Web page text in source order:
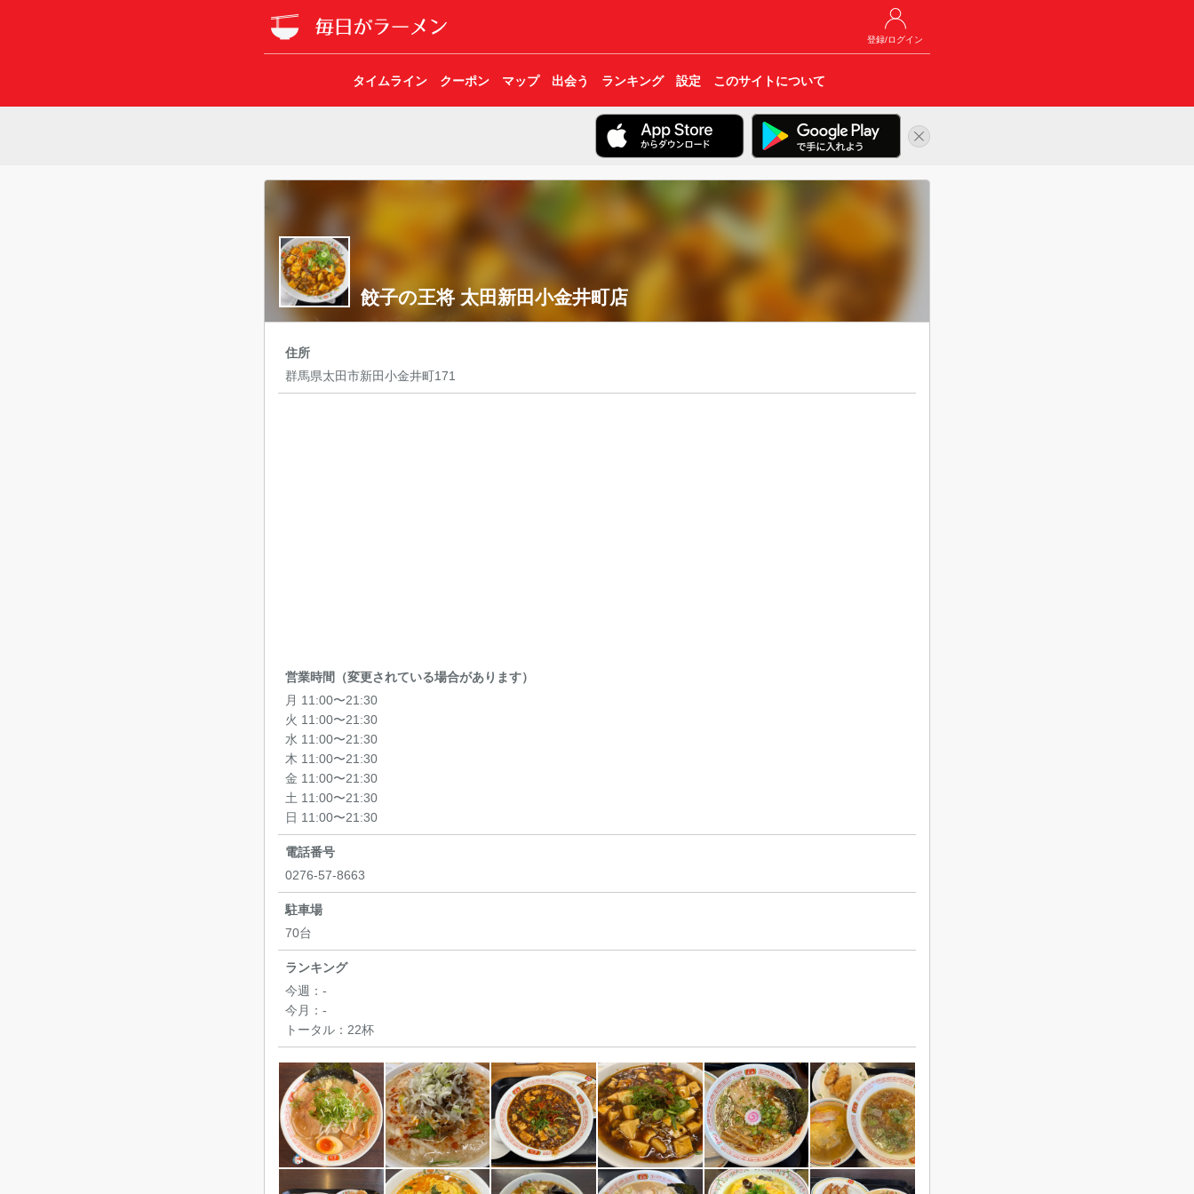
登録/ログイン
タイムライン クーポン マップ 出会う ランキング 設定 このサイトについて
餃子の王将 太田新田小金井町店
住所
群馬県太田市新田小金井町171
営業時間（変更されている場合があります）
月 11:00〜21:30
火 11:00〜21:30
水 11:00〜21:30
木 11:00〜21:30
金 11:00〜21:30
土 11:00〜21:30
日 11:00〜21:30
電話番号
0276-57-8663
駐車場
70台
ランキング
今週： -
今月： -
トータル： 22杯